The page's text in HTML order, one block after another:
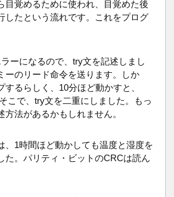
目覚めるために使われ、目覚めた後
したという流れです。これをプログ
ーになるので、try文を記述しまし
ーのリード命令を送ります。しか
するらしく、10分ほど動かすと、
こで、try文を二重にしました。もっ
方法があるかもしれません。
1時間ほど動かしても温度と湿度を
た。パリティ・ビットのCRCは読ん